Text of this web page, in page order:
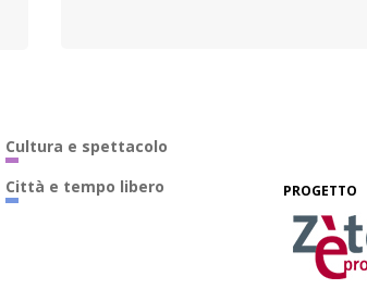
Cultura e spettacolo
Città e tempo libero
PROGETTO